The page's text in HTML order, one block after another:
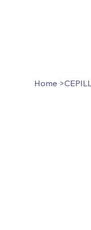
Home >